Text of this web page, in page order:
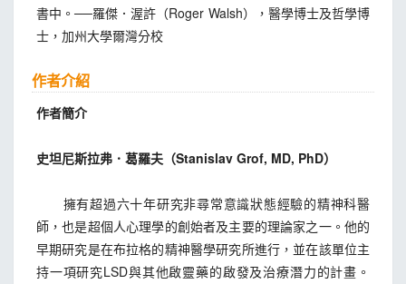
書中。──羅傑．渥許（Roger Walsh），醫學博士及哲學博
士，加州大學爾灣分校
作者介紹
作者簡介
史坦尼斯拉弗．葛羅夫（Stanislav Grof, MD, PhD）
擁有超過六十年研究非尋常意識狀態經驗的精神科醫
師，也是超個人心理學的創始者及主要的理論家之一。他的
早期研究是在布拉格的精神醫學研究所進行，並在該單位主
持一項研究LSD與其他啟靈藥的啟發及治療潛力的計畫。